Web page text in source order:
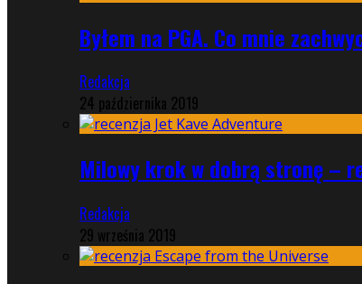
Byłem na PGA. Co mnie
Redakcja
24 października 2019
Milowy krok w dobrą stronę –
Redakcja
29 września 2019